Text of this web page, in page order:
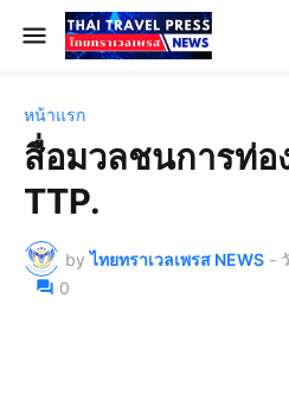
หน้าแรก
สื่อมวลชนการท่อ
TTP.
by ไทยทราเวลเพรส NEWS -
0